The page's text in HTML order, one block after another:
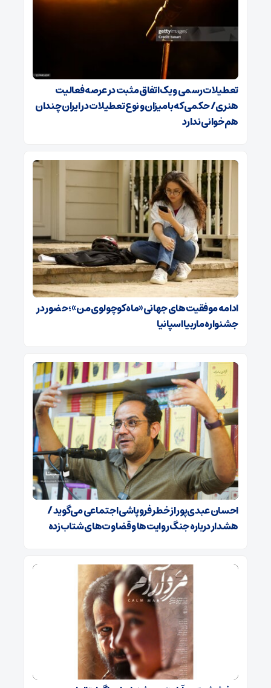
تعطیلات رسمی و یک اتفاق مثبت در عرصه فعالیت
هنری/ حکمی که با میزان و نوع تعطیلات در ایران چندان
هم‌خوانی ندارد
ادامه موفقیت‌های جهانی «ماه کوچولوی من»؛ حضور در
جشنواره ماربیا اسپانیا
احسان عبدی‌پور از خطر فروپاشی اجتماعی می‌گوید /
هشدار درباره جنگ روایت‌ها و قضاوت‌های شتاب‌زده